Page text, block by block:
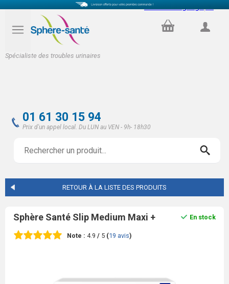
Spécialiste des troubles urinaires
Select Language
PANIER
01 61 30 15 94
Prix d'un appel local. Du LUN au VEN - 9h- 18h30
RETOUR À LA LISTE DES PRODUITS
En stock
Sphère Santé Slip Medium Maxi +
Note : 4.9 / 5 (19 avis)